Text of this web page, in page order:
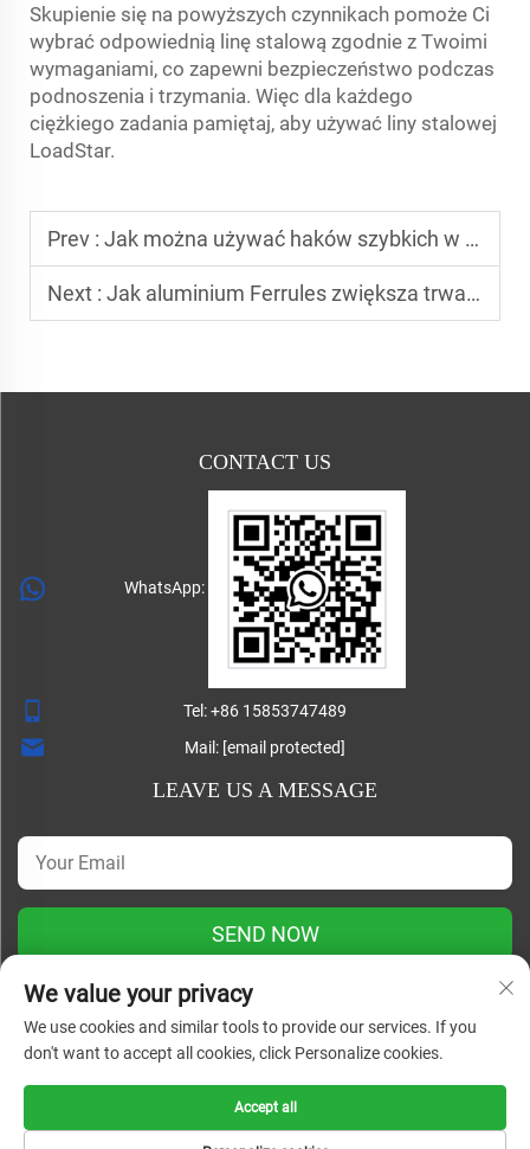
Skupienie się na powyższych czynnikach pomoże Ci
wybrać odpowiednią linę stalową zgodnie z Twoimi
wymaganiami, co zapewni bezpieczeństwo podczas
podnoszenia i trzymania. Więc dla każdego
ciężkiego zadania pamiętaj, aby używać liny stalowej
LoadStar.
Prev : Jak można używać haków szybkich w systemach uprzęży bezpieczeństwa?
Next : Jak aluminium Ferrules zwiększa trwałość sprzętu podnoszącego?
CONTACT US
WhatsApp:
Tel:+86 15853747489
Mail: [email protected]
LEAVE US A MESSAGE
SEND NOW
Prawa autorskie © Shandong Lisheng Machinery
Manufacturing Co., Ltd. Wszelkie prawa zastrzeżone. |
Privacy Policy
We value your privacy
We use cookies and similar tools to provide our services. If you
don't want to accept all cookies, click Personalize cookies.
Accept all